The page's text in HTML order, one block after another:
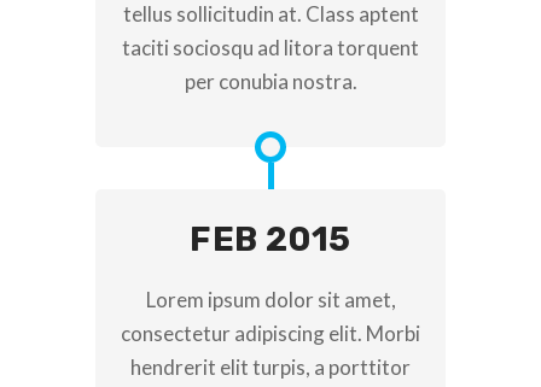
tellus sollicitudin at. Class aptent
taciti sociosqu ad litora torquent
per conubia nostra.
FEB 2015
Lorem ipsum dolor sit amet,
consectetur adipiscing elit. Morbi
hendrerit elit turpis, a porttitor